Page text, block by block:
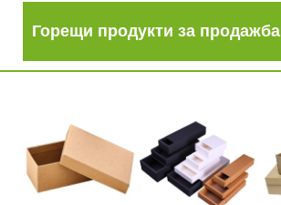
Горещи продукти за продажба